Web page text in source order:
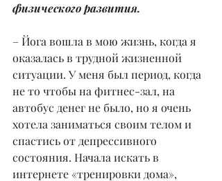
физического развития.
– Йога вошла в мою жизнь, когда я
оказалась в трудной жизненной
ситуации. У меня был период, когда
не то чтобы на фитнес-зал, на
автобус денег не было, но я очень
хотела заниматься своим телом и
спастись от депрессивного
состояния. Начала искать в
интернете «тренировки дома»,